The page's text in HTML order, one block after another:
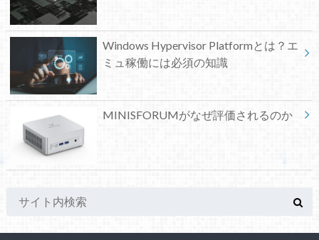
Windows Hypervisor Platformとは？エ
ミュ稼働には必須の知識
MINISFORUMがなぜ評価されるのか